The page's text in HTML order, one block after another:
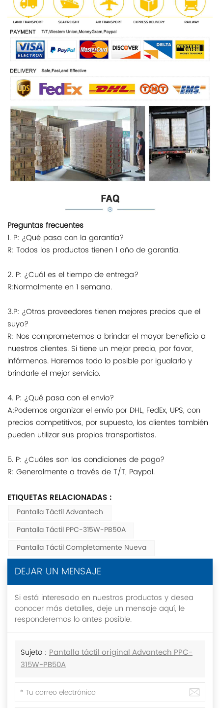
Preguntas frecuentes
1. P: ¿Qué pasa con la garantía?
R: Todos los productos tienen 1 año de garantía.
2. P: ¿Cuál es el tiempo de entrega?
R:Normalmente en 1 semana.
3.P: ¿Otros proveedores tienen mejores precios que el
suyo?
R: Nos comprometemos a brindar el mayor beneficio a
nuestros clientes. Si tiene un mejor precio, por favor,
infórmenos. Haremos todo lo posible por igualarlo y
brindarle el mejor servicio.
4. P: ¿Qué pasa con el envío?
A:Podemos organizar el envío por DHL, FedEx, UPS, con
precios competitivos, por supuesto, los clientes también
pueden utilizar sus propios transportistas.
5. P: ¿Cuáles son las condiciones de pago?
R: Generalmente a través de T/T, Paypal.
ETIQUETAS RELACIONADAS :
Pantalla Táctil Advantech
Pantalla Táctil PPC-315W-PB50A
Pantalla Táctil Completamente Nueva
DEJAR UN MENSAJE
Si está interesado en nuestros productos y desea
conocer más detalles, deje un mensaje aquí, le
responderemos lo antes posible.
Sujeto : Pantalla táctil original Advantech PPC-
315W-PB50A